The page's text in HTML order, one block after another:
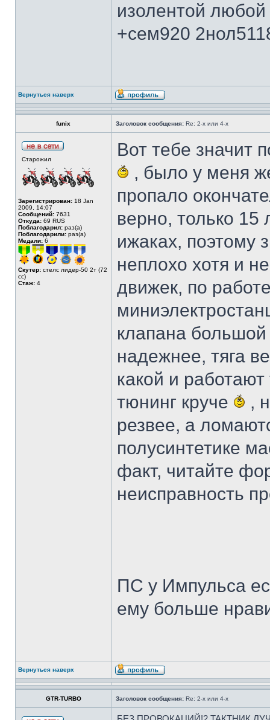
изолентой
+сем920
Вернуться наверх
funix Заголовок сообщения: Re: 2-х или 4-х
Старожил
Зарегистрирован: 18 Jan
2009, 14:07
Сообщений: 7631
Откуда: 69 RUS
Поблагодарил: раз(а)
Поблагодарили: раз(а)
Медали: 6
Скутер: стелс лидер-50 2т (72
cc)
Стаж: 4
Вот тебе значит
, было у меня
пропало
верно, только 15
ижаках, поэтому
неплохо хотя и
движек, по
клапана
надежнее, тяга
какой и
тюнинг круче
,
резвее, а
полусинтетике
факт, читайте
неисправность
ПС у Импульса
ему больше
Вернуться наверх
GTR-TURBO Заголовок сообщения: Re: 2-х или 4-х